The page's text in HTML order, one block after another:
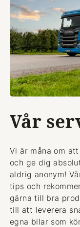
Vår
Vi är måna om
och ge dig
aldrig anonym!
tips och
gärna till bra
till att leverera
egna bilar som